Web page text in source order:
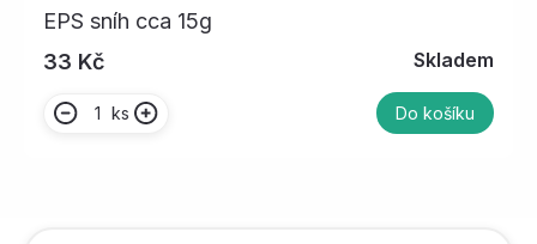
EPS sníh cca 15g
33 Kč
Skladem
ks Do košíku